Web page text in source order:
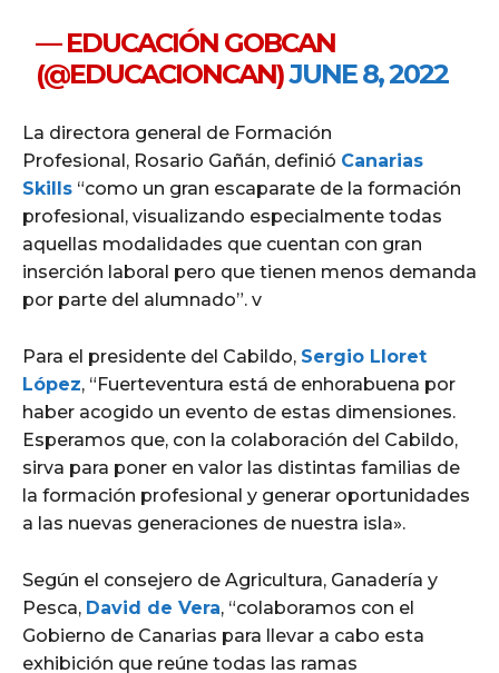
— EDUCACIÓN GOBCAN
(@EDUCACIONCAN)JUNE 8, 2022
La directora general de Formación
Profesional, Rosario Gañán, definió Canarias
Skills “como un gran escaparate de la formación
profesional, visualizando especialmente todas
aquellas modalidades que cuentan con gran
inserción laboral pero que tienen menos demanda
por parte del alumnado”. v
Para el presidente del Cabildo, Sergio Lloret
López, “Fuerteventura está de enhorabuena por
haber acogido un evento de estas dimensiones.
Esperamos que, con la colaboración del Cabildo,
sirva para poner en valor las distintas familias de
la formación profesional y generar oportunidades
a las nuevas generaciones de nuestra isla».
Según el consejero de Agricultura, Ganadería y
Pesca, David de Vera, “colaboramos con el
Gobierno de Canarias para llevar a cabo esta
exhibición que reúne todas las ramas